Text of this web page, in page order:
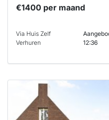
€1400 per maand
Via Huis Zelf
Verhuren
12:36
Deze woning
waarschijnlijk
al verhuurd